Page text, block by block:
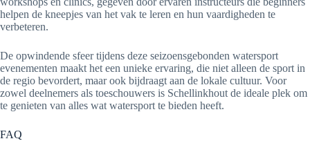
helpen de kneepjes van het vak te leren en hun vaardigheden te
verbeteren.
De opwindende sfeer tijdens deze seizoensgebonden watersport
evenementen maakt het een unieke ervaring, die niet alleen de sport in
de regio bevordert, maar ook bijdraagt aan de lokale cultuur. Voor
zowel deelnemers als toeschouwers is Schellinkhout de ideale plek om
te genieten van alles wat watersport te bieden heeft.
FAQ